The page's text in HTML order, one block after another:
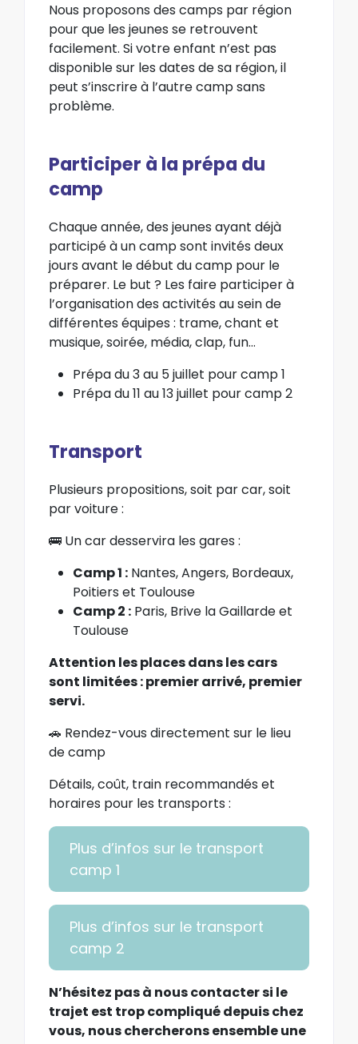
Nous proposons des camps par région
pour que les jeunes se retrouvent
facilement. Si votre enfant n’est pas
disponible sur les dates de sa région, il
peut s’inscrire à l’autre camp sans
problème.
Participer à la prépa du
camp
Chaque année, des jeunes ayant déjà
participé à un camp sont invités deux
jours avant le début du camp pour le
préparer. Le but ? Les faire participer à
l’organisation des activités au sein de
différentes équipes : trame, chant et
musique, soirée, média, clap, fun…
Prépa du 3 au 5 juillet pour camp 1
Prépa du 11 au 13 juillet pour camp 2
Transport
Plusieurs propositions, soit par car, soit
par voiture :
🚌 Un car desservira les gares :
Camp 1 : Nantes, Angers, Bordeaux,
Poitiers et Toulouse
Camp 2 : Paris, Brive la Gaillarde et
Toulouse
Attention les places dans les cars
sont limitées : premier arrivé, premier
servi.
🚗 Rendez-vous directement sur le lieu
de camp
Détails, coût, train recommandés et
horaires pour les transports :
Plus d’infos sur le transport
camp 1
Plus d’infos sur le transport
camp 2
N’hésitez pas à nous contacter si le
trajet est trop compliqué depuis chez
vous, nous chercherons ensemble une